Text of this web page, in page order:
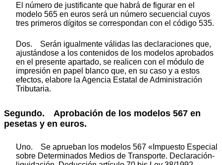
El número de justificante que habrá de figurar en el
modelo 565 en euros será un número secuencial cuyos
tres primeros dígitos se correspondan con el código 535.
Dos. Serán igualmente válidas las declaraciones que,
ajustándose a los contenidos de los modelos aprobados
en el presente apartado, se realicen con el módulo de
impresión en papel blanco que, en su caso y a estos
efectos, elabore la Agencia Estatal de Administración
Tributaria.
Segundo. Aprobación de los modelos 567 en
pesetas y en euros.
Uno. Se aprueban los modelos 567 «Impuesto Especial
sobre Determinados Medios de Transporte. Declaración-